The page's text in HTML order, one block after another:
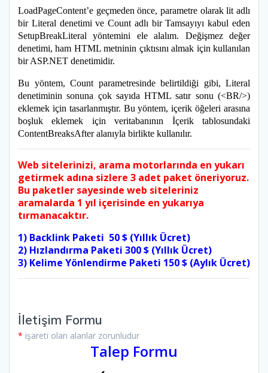
LoadPageContent’e geçmeden önce, parametre olarak lit adlı
bir Literal denetimi ve Count adlı bir Tamsayıyı kabul eden
SetupBreakLiteral yöntemini ele alalım. Değişmez değer
denetimi, ham HTML metninin çıktısını almak için kullanılan
bir ASP.NET denetimidir.
Bu yöntem, Count parametresinde belirtildiği gibi, Literal
denetiminin sonuna çok sayıda HTML satır sonu (<BR/>)
eklemek için tasarlanmıştır. Bu yöntem, içerik öğeleri arasına
boşluk eklemek için veritabanının İçerik tablosundaki
ContentBreaksAfter alanıyla birlikte kullanılır.
Web sitelerinizi, arama motorlarında en yukarı
getirmek adına sizlere 3 adet paket öneriyoruz.
Bu paketler sayesinde web siteleriniz
aramalarda 1 yıl içerisinde en yukarıya
tırmanacaktır.
1) Backlink Paketi 50 $ (Yıllık Ücret)
2) Hızlandırma Paketi 300 $ (Yıllık Ücret)
3) Kelime Yönlendirme Paketi 150 $ (Aylık Ücret)
İletişim Formu
* işareti olan alanlar zorunludur
Talep Formu